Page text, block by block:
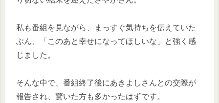
私も番組を見ながら、まっすぐ気持ちを伝えていた
ぶん、「このあと幸せになってほしいな」と強く感
じました。
そんな中で、番組終了後にあきよしさんとの交際が
報告され、驚いた方も多かったはずです。